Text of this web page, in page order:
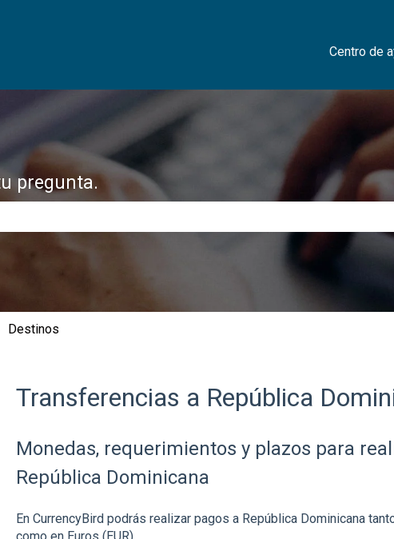
Centro de
pregunta.
búsqueda está vacío.
Destinos
Transferencias a República
Monedas, requerimientos y plazos para
República Dominicana
En CurrencyBird podrás realizar pagos a República Dominicana
como en Euros (EUR).